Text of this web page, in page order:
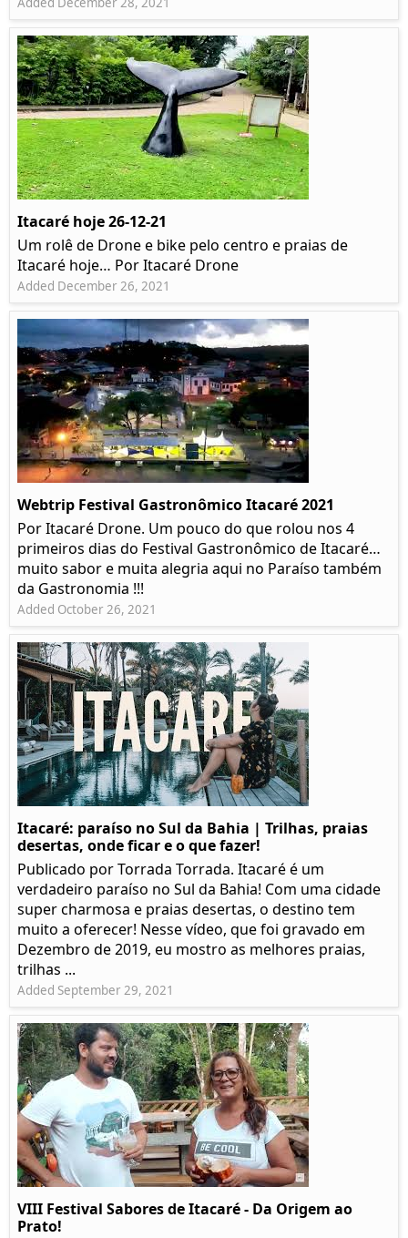
Itacaré hoje 26-12-21
Um rolê de Drone e bike pelo centro e praias de
Itacaré hoje… Por Itacaré Drone
Added December 26, 2021
Webtrip Festival Gastronômico Itacaré 2021
Por Itacaré Drone. Um pouco do que rolou nos 4
primeiros dias do Festival Gastronômico de Itacaré…
muito sabor e muita alegria aqui no Paraíso também
da Gastronomia !!!
Added October 26, 2021
Itacaré: paraíso no Sul da Bahia | Trilhas, praias
desertas, onde ficar e o que fazer!
Publicado por Torrada Torrada. Itacaré é um
verdadeiro paraíso no Sul da Bahia! Com uma cidade
super charmosa e praias desertas, o destino tem
muito a oferecer! Nesse vídeo, que foi gravado em
Dezembro de 2019, eu mostro as melhores praias,
trilhas ...
Added September 29, 2021
VIII Festival Sabores de Itacaré - Da Origem ao
Prato!